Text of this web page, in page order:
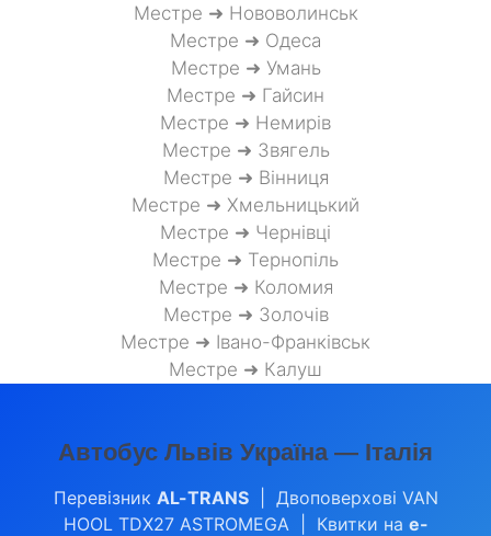
Местре ➜ Нововолинськ
Местре ➜ Одеса
Местре ➜ Умань
Местре ➜ Гайсин
Местре ➜ Немирів
Местре ➜ Звягель
Местре ➜ Вінниця
Местре ➜ Хмельницький
Местре ➜ Чернівці
Местре ➜ Тернопіль
Местре ➜ Коломия
Местре ➜ Золочів
Местре ➜ Івано-Франківськ
Местре ➜ Калуш
Автобус Львів Україна — Італія
Перевізник AL-TRANS| Двоповерхові VAN
HOOL TDX27 ASTROMEGA | Квитки на e-